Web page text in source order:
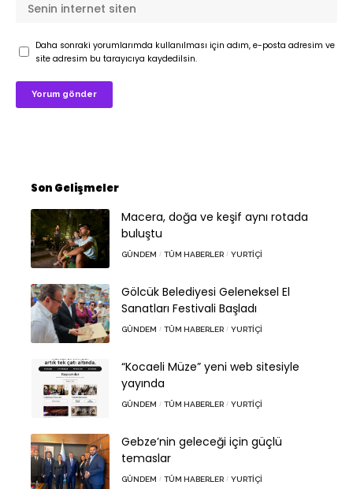
Daha sonraki yorumlarımda kullanılması için adım, e-posta adresim ve
site adresim bu tarayıcıya kaydedilsin.
Son Gelişmeler
Macera, doğa ve keşif aynı rotada
buluştu
GÜNDEM TÜM HABERLER YURTIÇI
Gölcük Belediyesi Geleneksel El
Sanatları Festivali Başladı
GÜNDEM TÜM HABERLER YURTIÇI
“Kocaeli Müze” yeni web sitesiyle
yayında
GÜNDEM TÜM HABERLER YURTIÇI
Gebze’nin geleceği için güçlü
temaslar
GÜNDEM TÜM HABERLER YURTIÇI